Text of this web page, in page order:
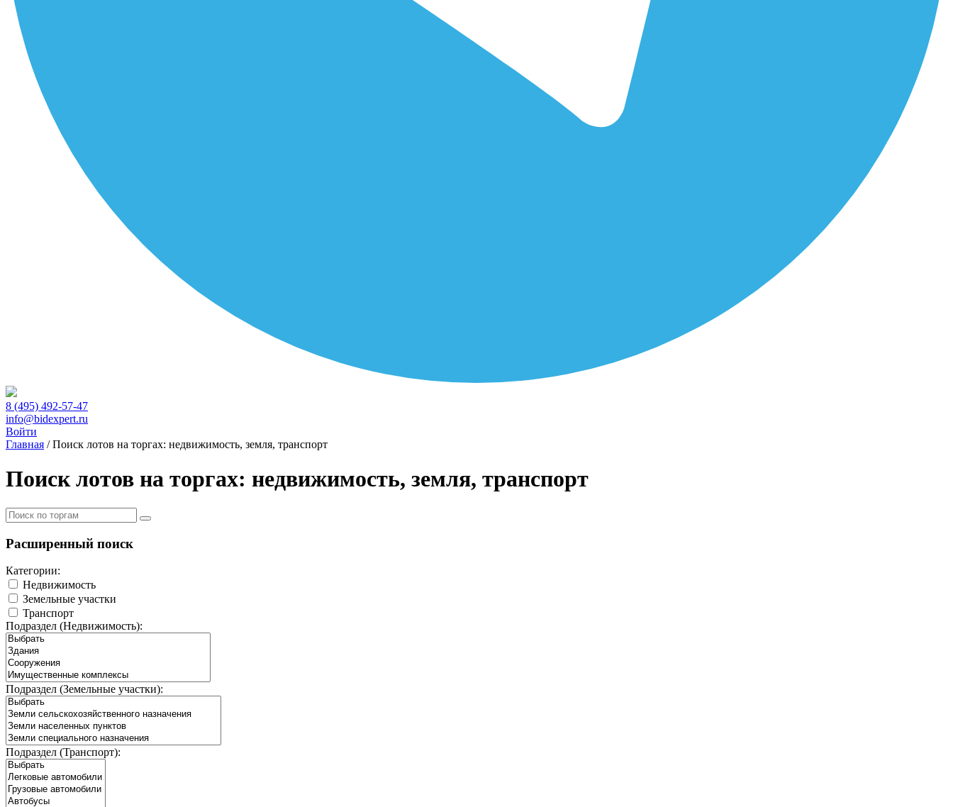
8 (495) 492-57-47
info@bidexpert.ru
Войти
Главная /Поиск лотов на торгах: недвижимость, земля, транспорт
Поиск лотов на торгах: недвижимость, земля, транспорт
Расширенный поиск
Категории:
Недвижимость
Земельные участки
Транспорт
Подраздел (Недвижимость):
Подраздел (Земельные участки):
Подраздел (Транспорт):